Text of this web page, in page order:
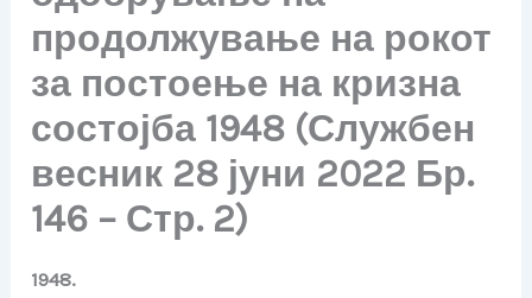
продолжување на рокот
за постоење на кризна
состојба 1948 (Службен
весник 28 јуни 2022 Бр.
146 – Стр. 2)
1948.